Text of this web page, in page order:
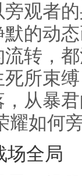
观者
的动
转，
所束
从暴
耀如何
场全局